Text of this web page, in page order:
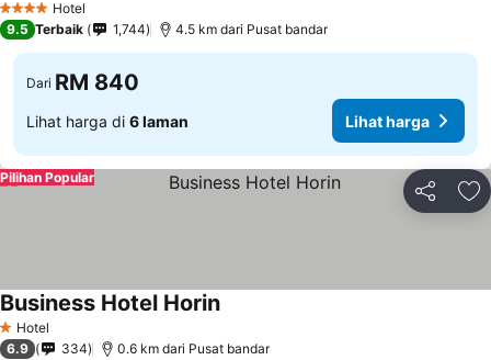
4 BintangHotel
9.5 Terbaik 1,744 4.5 km dari Pusat bandar
Dari RM 840
Lihat harga di 6 laman Lihat harga
Kongsi
Pilihan Popular
1 Bintang
Hotel
Business Hotel HorinLihat harga
6.9 334 0.6 km dari Pusat bandar